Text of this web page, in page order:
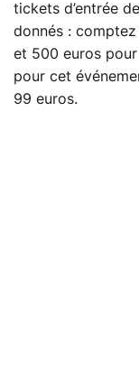
tickets d’entrée
donnés :
et 500 euros pour
pour cet
99 euros.